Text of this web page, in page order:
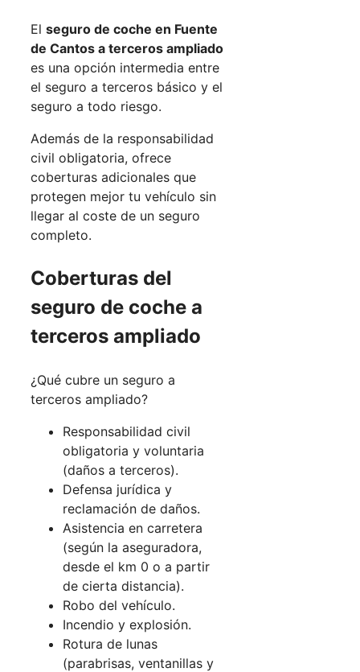
El seguro de coche en Fuente
de Cantos a terceros ampliado
es una opción intermedia entre
el seguro a terceros básico y el
seguro a todo riesgo.
Además de la responsabilidad
civil obligatoria, ofrece
coberturas adicionales que
protegen mejor tu vehículo sin
llegar al coste de un seguro
completo.
Coberturas del
seguro de coche a
terceros ampliado
¿Qué cubre un seguro a
terceros ampliado?
Responsabilidad civil
obligatoria y voluntaria
(daños a terceros).
Defensa jurídica y
reclamación de daños.
Asistencia en carretera
(según la aseguradora,
desde el km 0 o a partir
de cierta distancia).
Robo del vehículo.
Incendio y explosión.
Rotura de lunas
(parabrisas, ventanillas y